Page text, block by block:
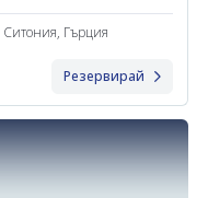
Ситония, Гърция
Резервирай